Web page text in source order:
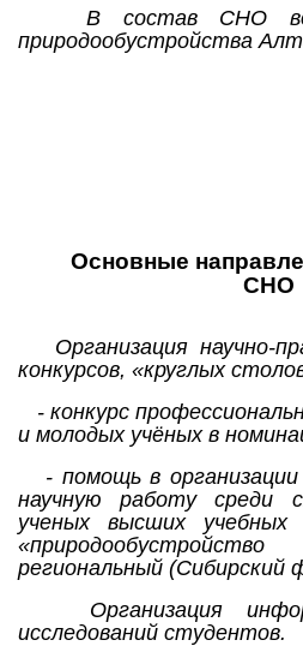
В состав СНО
природообустройства
Основные
СНО
Организация научно-
конкурсов, «круглых
- конкурс
и молодых учёных в
- помощь в организации
научную работу среди
ученых высших
региональный (Сибирский
Организация
исследований студентов.